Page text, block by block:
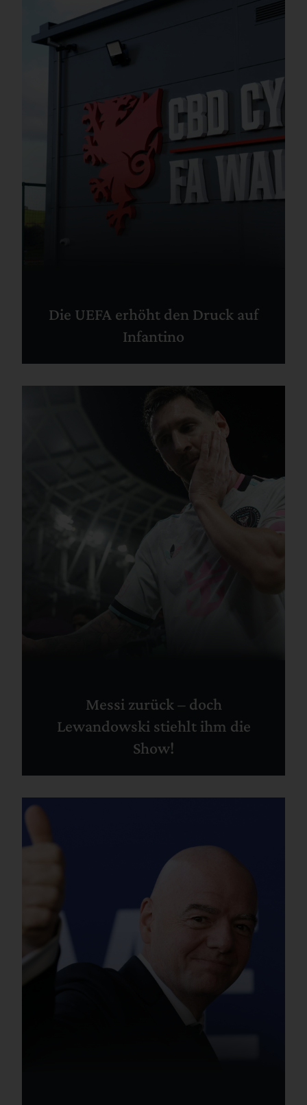
Die UEFA erhöht den Druck auf
Infantino
Messi zurück – doch
Lewandowski stiehlt ihm die
Show!